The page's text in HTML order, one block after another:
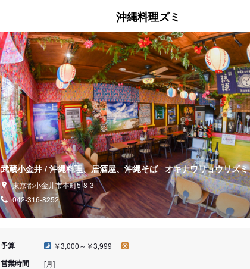
沖縄料理ズミ
武蔵小金井 / 沖縄料理、居酒屋、沖縄そば オキナワリョウリズミ
東京都小金井市本町5-8-3
042-316-8252
予算 ￥3,000～￥3,999
営業時間
[月]